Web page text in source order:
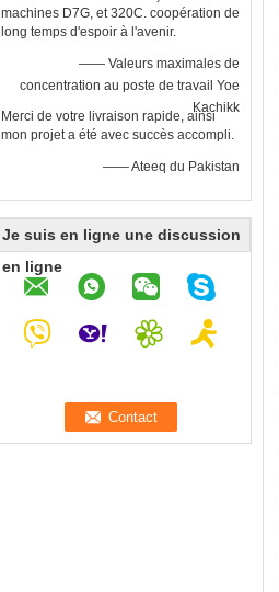
machines D7G, et 320C. coopération de
long temps d'espoir à l'avenir.
—— Valeurs maximales de
concentration au poste de travail Yoe
Kachikk
Merci de votre livraison rapide, ainsi
mon projet a été avec succès accompli.
—— Ateeq du Pakistan
Je suis en ligne une discussion
en ligne